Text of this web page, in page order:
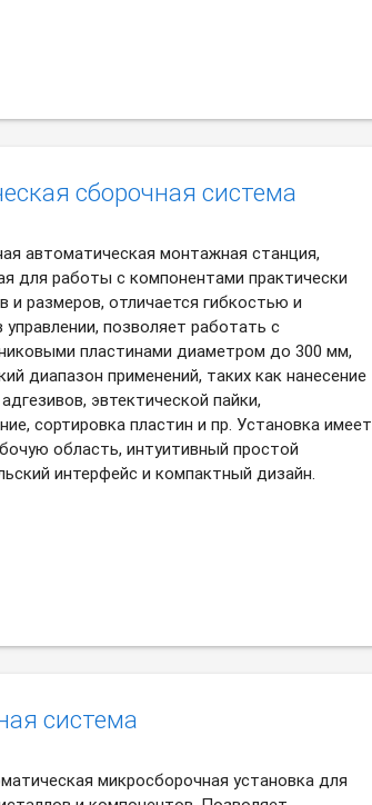
сборочная система
автоматическая монтажная станция,
для работы с компонентами практически
и размеров, отличается гибкостью и
управлении, позволяет работать с
пластинами диаметром до 300 мм,
диапазон применений, таких как нанесение
эвтектической пайки,
сортировка пластин и пр. Установка имеет
область, интуитивный простой
интерфейс и компактный дизайн.
система
микросборочная установка для